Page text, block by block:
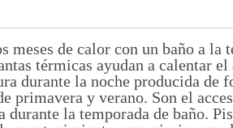
de calor con un baño a la
térmicas ayudan a calentar el
durante la noche producida de
primavera y verano. Son el
la temporada de baño.